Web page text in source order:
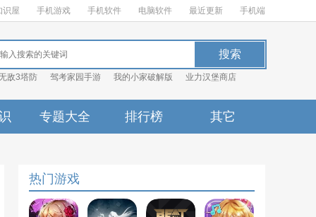
识屋 手机游戏 手机软件 电脑软件 最近更新 手机端
敌3塔防 驾考家园手游 我的小家破解版 业力汉堡商店
专题大全 排行榜 其它
热门游戏